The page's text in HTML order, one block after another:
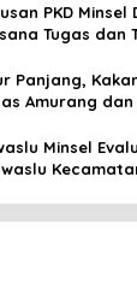
PKD
Tugas dan
Panjang,
Amurang dan
Minsel